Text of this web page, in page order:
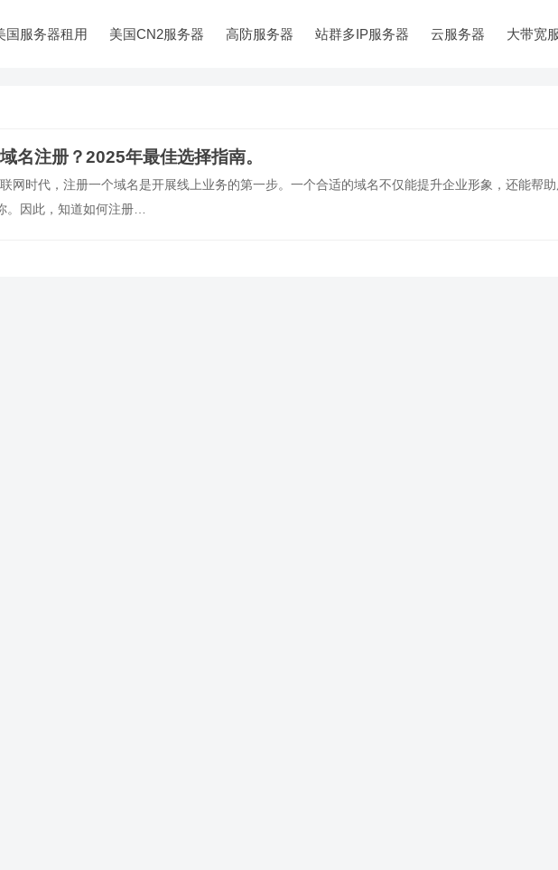
国服务器租用 美国CN2服务器 高防服务器 站群多IP服务器 云服务器 大带宽
名注册？2025年最佳选择指南。
网时代，注册一个域名是开展线上业务的第一步。一个合适的域名不仅能提升企业形象，还能帮
。因此，知道如何注册…